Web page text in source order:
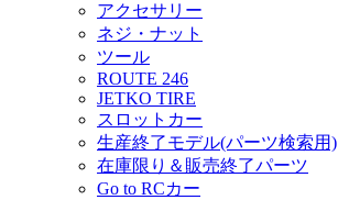
アクセサリー
ネジ・ナット
ツール
ROUTE 246
JETKO TIRE
スロットカー
生産終了モデル(パーツ検索用)
在庫限り＆販売終了パーツ
Go to RCカー